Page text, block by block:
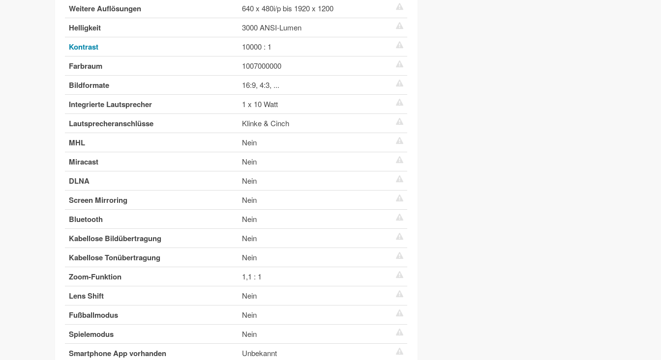
Weitere Auflösungen 640 x 480i/p bis 1920 x 1200
Helligkeit 3000 ANSI-Lumen
Kontrast 10000 : 1
Farbraum 1007000000
Bildformate 16:9, 4:3, ...
Integrierte Lautsprecher 1 x 10 Watt
Lautsprecheranschlüsse Klinke & Cinch
MHL Nein
Miracast Nein
DLNA Nein
Screen Mirroring Nein
Bluetooth Nein
Kabellose Bildübertragung Nein
Kabellose Tonübertragung Nein
Zoom-Funktion 1,1 : 1
Lens Shift Nein
Fußballmodus Nein
Spielemodus Nein
Smartphone App vorhanden Unbekannt